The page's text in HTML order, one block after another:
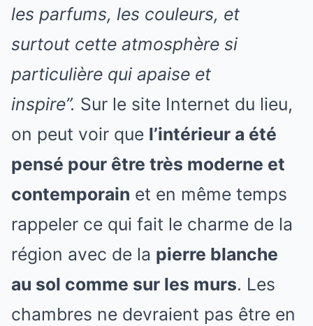
les parfums, les couleurs, et
surtout cette atmosphère si
particulière qui apaise et
inspire”. Sur le site Internet du lieu,
on peut voir que l’intérieur a été
pensé pour être très moderne et
contemporain et en même temps
rappeler ce qui fait le charme de la
région avec de la pierre blanche
au sol comme sur les murs. Les
chambres ne devraient pas être en